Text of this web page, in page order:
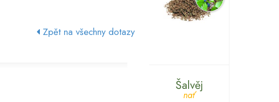
Zpět na všechny dotazy
Šalvěj
nať